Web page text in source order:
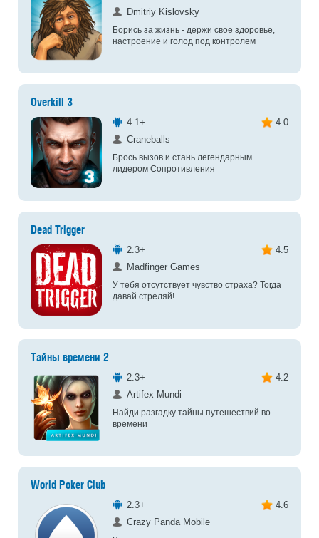
Dmitriy Kislovsky
Борись за жизнь - держи свое здоровье,
настроение и голод под контролем
Overkill 3
4.1+
4.0
Craneballs
Брось вызов и стань легендарным
лидером Сопротивления
Dead Trigger
2.3+
4.5
Madfinger Games
У тебя отсутствует чувство страха? Тогда
давай стреляй!
Тайны времени 2
2.3+
4.2
Artifex Mundi
Найди разгадку тайны путешествий во
времени
World Poker Club
2.3+
4.6
Crazy Panda Mobile